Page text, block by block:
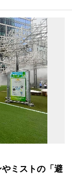
ミストの「避